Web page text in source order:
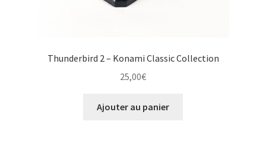
Thunderbird 2 – Konami Classic Collection
25,00€
Ajouter au panier